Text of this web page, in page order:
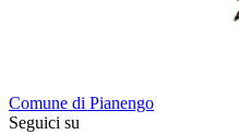
Comune di Pianengo
Seguici su